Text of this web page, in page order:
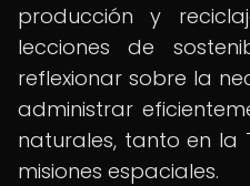
producción y
lecciones de
reflexionar sobre la
administrar
naturales, tanto en la
misiones espaciales.